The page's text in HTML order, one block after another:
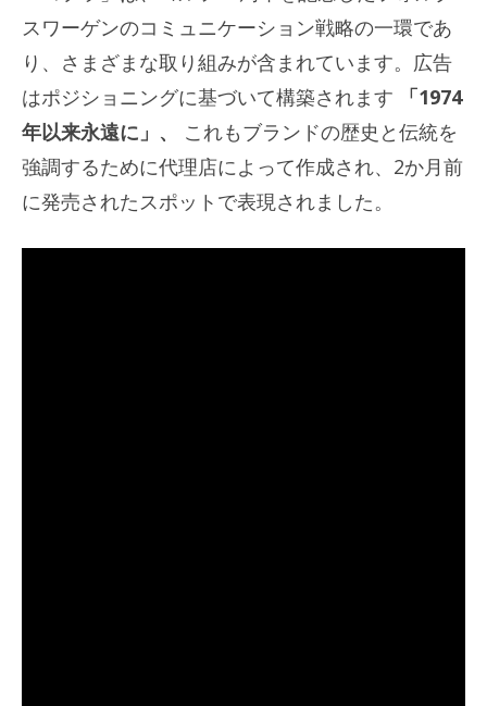
スワーゲンのコミュニケーション戦略の一環であ
り、さまざまな取り組みが含まれています。広告
はポジショニングに基づいて構築されます 「1974
年以来永遠に」、
これもブランドの歴史と伝統を
強調するために代理店によって作成され、2か月前
に発売されたスポットで表現されました。